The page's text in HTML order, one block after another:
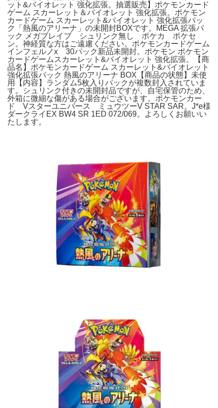
ット&バイオレット 強化拡張。抽選販売】ポケモンカード
ゲーム スカーレット＆バイオレット 強化拡張。ポケモン
カードゲーム スカーレット&バイオレット 強化拡張パッ
ク「熱風のアリーナ」の未開封BOXです。MEGA 拡張パ
ック メガブレイブ シュリンク無し ポケカ ポケセ
ン。神経質な方はご遠慮ください。ポケモンカードゲーム
インフェルノx 30パック新品未開封。ポケモン ポケモン
カードゲームスカーレット&バイオレット 強化拡張。【商
品名】ポケモンカードゲーム スカーレット&バイオレット
強化拡張パック 熱風のアリーナ BOX【商品の状態】未使
用【内容】ランダム5枚入りパックが複数封入されていま
す。シュリンク付きの未開封品ですが、自宅保管のため、
外箱に微細な傷がある場合がございます。ポケモンカー
ド Vスターユニバース ミュウツーV STAR SAR。J*e様
ダークライEX BW4 SR 1ED 072/069。よろしくお願いい
たします。